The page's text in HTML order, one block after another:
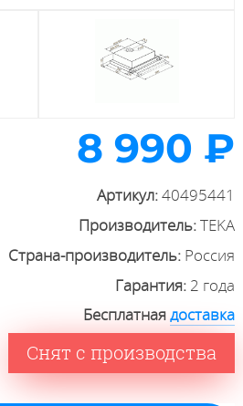
8 990 ₽
Артикул:40495441
Производитель:TEKA
Страна-производитель: Россия
Гарантия: 2 года
Бесплатнаядоставка
Снят с производства